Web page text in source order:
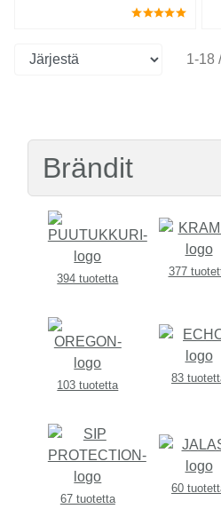
1-18
Brändit
394 tuotetta
377
103 tuotetta
83
67 tuotetta
60